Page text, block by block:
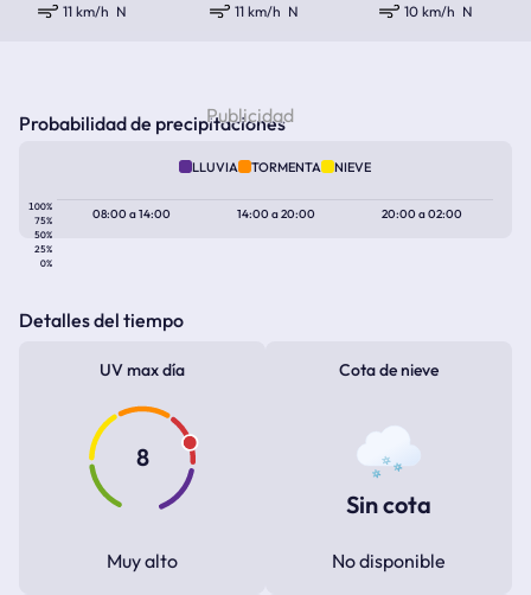
11 km/h N 11 km/h N 10 km/h N
Probabilidad de precipitaciones
LLUVIA TORMENTA NIEVE
100%
75%
50%
25%
0%
08:00a14:00 14:00a20:00 20:00a02:00
Detalles del tiempo
UV max día
8
Muy alto
Cota de nieve
Sin cota
No disponible